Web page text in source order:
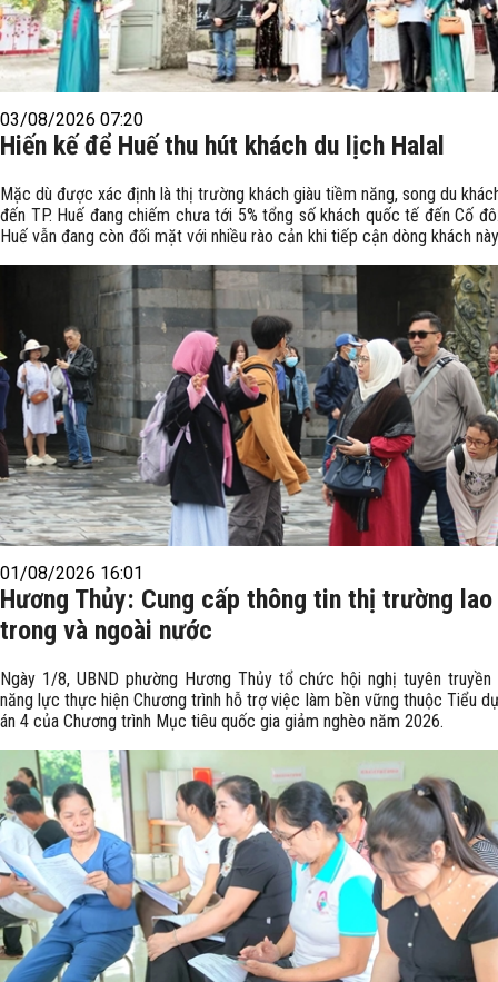
03/08/2026 07:20
Hiến kế để Huế thu hút khách du lịch Halal
Mặc dù được xác định là thị trường khách giàu tiềm năng, song du
đến TP. Huế đang chiếm chưa tới 5% tổng số khách quốc tế đến Cố
Huế vẫn đang còn đối mặt với nhiều rào cản khi tiếp cận dòng khách
01/08/2026 16:01
Hương Thủy: Cung cấp thông tin thị trường
trong và ngoài nước
Ngày 1/8, UBND phường Hương Thủy tổ chức hội nghị tuyên truyền
năng lực thực hiện Chương trình hỗ trợ việc làm bền vững thuộc Tiểu
án 4 của Chương trình Mục tiêu quốc gia giảm nghèo năm 2026.